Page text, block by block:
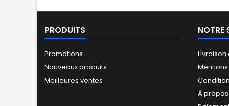
PRODUITS
Promotions
Nouveaux produits
Meilleures ventes
NOTRE
Livraison
À propos